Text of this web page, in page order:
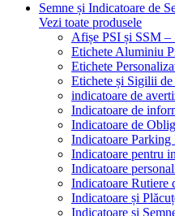
Semne și Indicatoare de
Vezi toate produsele
Afișe PSI și SSM –
Etichete Aluminiu
Etichete
Etichete și Sigilii de
indicatoare de
Indicatoare de
Indicatoare de
Indicatoare Parking
Indicatoare pentru
Indicatoare
Indicatoare
Indicatoare și
Indicatoare și